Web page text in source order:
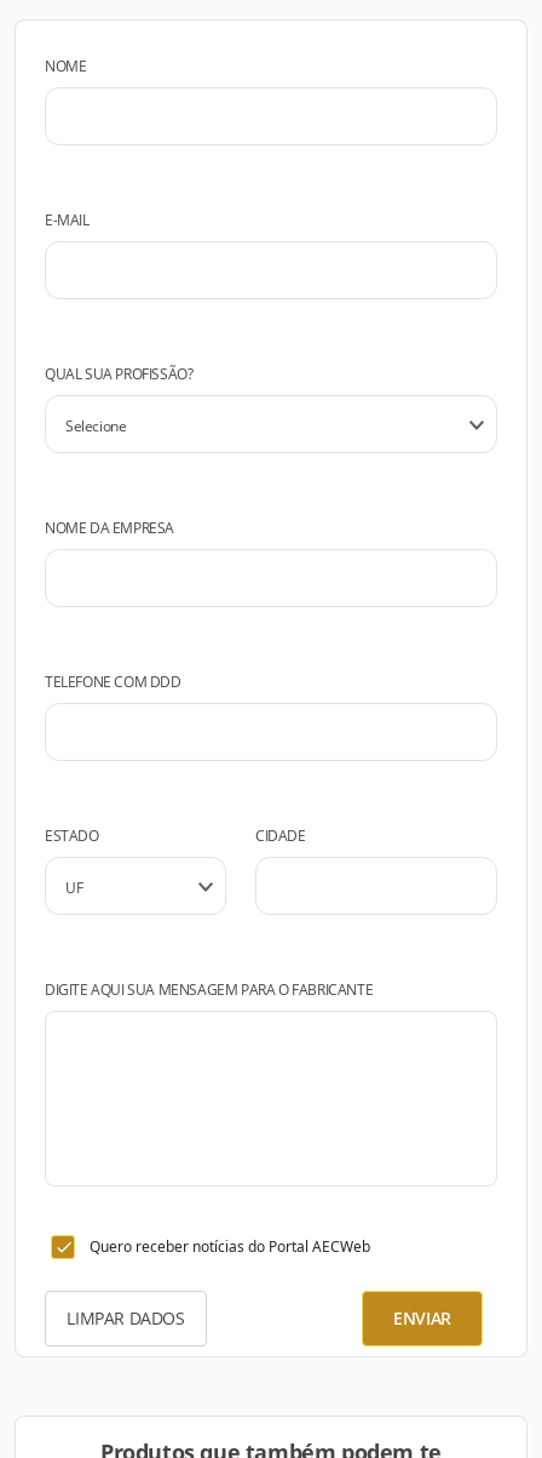
NOME
E-MAIL
QUAL SUA PROFISSÃO?
NOME DA EMPRESA
TELEFONE COM DDD
ESTADO CIDADE
DIGITE AQUI SUA MENSAGEM PARA O FABRICANTE
Quero receber notícias do Portal AECWeb
LIMPAR DADOS ENVIAR
Produtos que também podem te